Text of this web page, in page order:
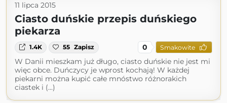
11 lipca 2015
Ciasto duńskie przepis duńskiego
piekarza
1.4K 55 Zapisz 0 Smakowite
W Danii mieszkam już długo, ciasto duńskie nie jest mi
więc obce. Duńczycy je wprost kochają! W każdej
piekarni można kupić całe mnóstwo różnorakich
ciastek i (...)